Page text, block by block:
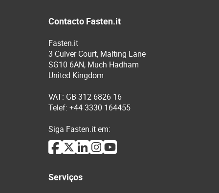
Contacto Fasten.it
Fasten.it
3 Culver Court, Malting Lane
SG10 6AN, Much Hadham
United Kingdom
VAT: GB 312 6826 16
Telef: +44 3330 164455
Siga Fasten.it em:
Serviços